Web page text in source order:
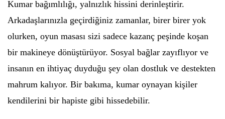
Kumar bağımlılığı, yalnızlık hissini derinleştirir.
Arkadaşlarınızla geçirdiğiniz zamanlar, birer birer yok
olurken, oyun masası sizi sadece kazanç peşinde koşan
bir makineye dönüştürüyor. Sosyal bağlar zayıflıyor ve
insanın en ihtiyaç duyduğu şey olan dostluk ve destekten
mahrum kalıyor. Bir bakıma, kumar oynayan kişiler
kendilerini bir hapiste gibi hissedebilir.